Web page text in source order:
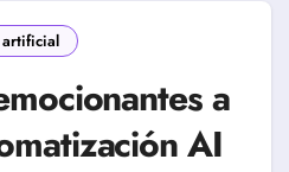
a
AI